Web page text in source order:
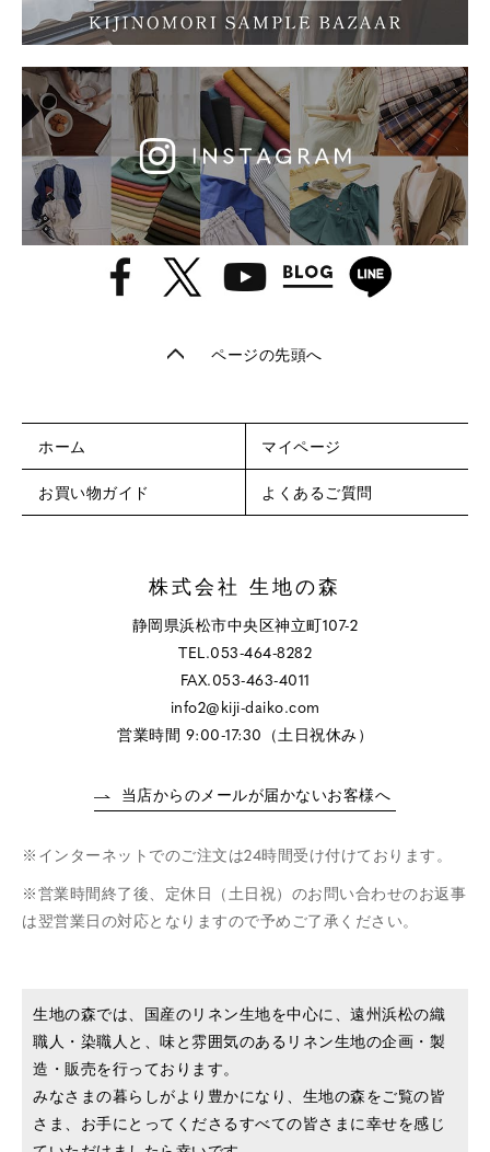
ページの先頭へ
ホーム マイページ
お買い物ガイド よくあるご質問
株式会社 生地の森
静岡県浜松市中央区神立町107-2
TEL.053-464-8282
FAX.053-463-4011
info2@kiji-daiko.com
営業時間 9:00-17:30（土日祝休み）
当店からのメールが届かないお客様へ
インターネットでのご注文は24時間受け付けております。
営業時間終了後、定休日（土日祝）のお問い合わせのお返事
は翌営業日の対応となりますので予めご了承ください。
生地の森では、国産のリネン生地を中心に、遠州浜松の織
職人・染職人と、味と雰囲気のあるリネン生地の企画・製
造・販売を行っております。
みなさまの暮らしがより豊かになり、生地の森をご覧の皆
さま、お手にとってくださるすべての皆さまに幸せを感じ